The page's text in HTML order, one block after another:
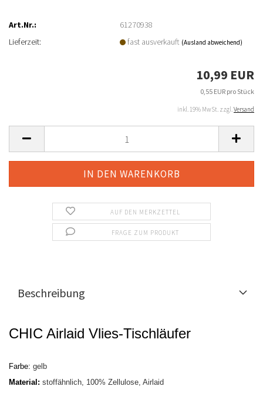
Art.Nr.:
61270938
Lieferzeit:
fast ausverkauft (Ausland abweichend)
10,99 EUR
0,55 EUR pro Stück
inkl. 19% MwSt. zzgl.Versand
AUF DEN MERKZETTEL
FRAGE ZUM PRODUKT
Beschreibung
CHIC Airlaid Vlies-Tischläufer
Farbe: gelb
Material: stoffähnlich, 100% Zellulose, Airlaid